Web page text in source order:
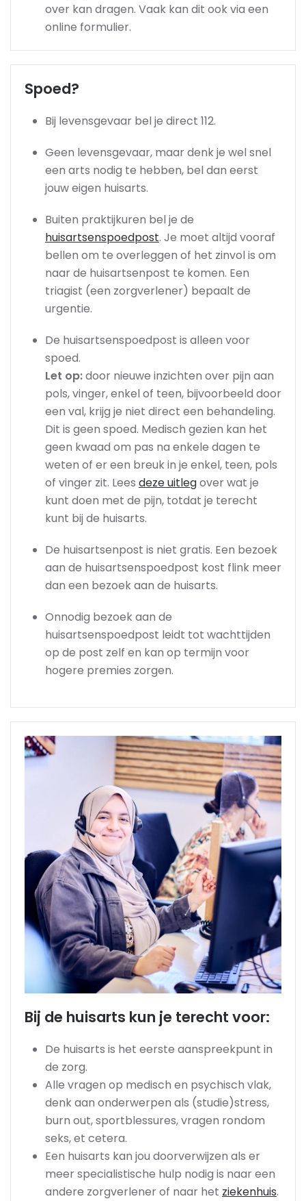
over kan dragen. Vaak kan dit ook via een
online formulier.
Spoed?
Bij levensgevaar bel je direct 112.
Geen levensgevaar, maar denk je wel snel
een arts nodig te hebben, bel dan eerst
jouw eigen huisarts.
Buiten praktijkuren bel je de
huisartsenspoedpost. Je moet altijd vooraf
bellen om te overleggen of het zinvol is om
naar de huisartsenpost te komen. Een
triagist (een zorgverlener) bepaalt de
urgentie.
De huisartsenspoedpost is alleen voor
spoed.
Let op:door nieuwe inzichten over pijn aan
pols, vinger, enkel of teen, bijvoorbeeld door
een val, krijg je niet direct een behandeling.
Dit is geen spoed. Medisch gezien kan het
geen kwaad om pas na enkele dagen te
weten of er een breuk in je enkel, teen, pols
of vinger zit. Lees deze uitlegover wat je
kunt doen met de pijn, totdat je terecht
kunt bij de huisarts.
De huisartsenpost is niet gratis. Een bezoek
aan de huisartsenspoedpost kost flink meer
dan een bezoek aan de huisarts.
Onnodig bezoek aan de
huisartsenspoedpost leidt tot wachttijden
op de post zelf en kan op termijn voor
hogere premies zorgen.
Bij de huisarts kun je terecht voor:
De huisarts is het eerste aanspreekpunt in
de zorg.
Alle vragen op medisch en psychisch vlak,
denk aan onderwerpen als (studie)stress,
burn out, sportblessures, vragen rondom
seks, et cetera.
Een huisarts kan jou doorverwijzen als er
meer specialistische hulp nodig is naar een
andere zorgverlener of naar het ziekenhuis.